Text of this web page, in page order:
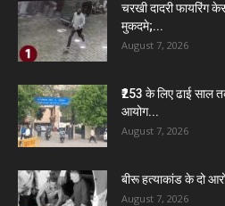
चरखी दादरी फायरिंग
मुकदमे;...
August 7, 2026
₹253 के लिए ढाई साल
आयोग...
August 7, 2026
बीरू हत्याकांड के दो
August 7, 2026